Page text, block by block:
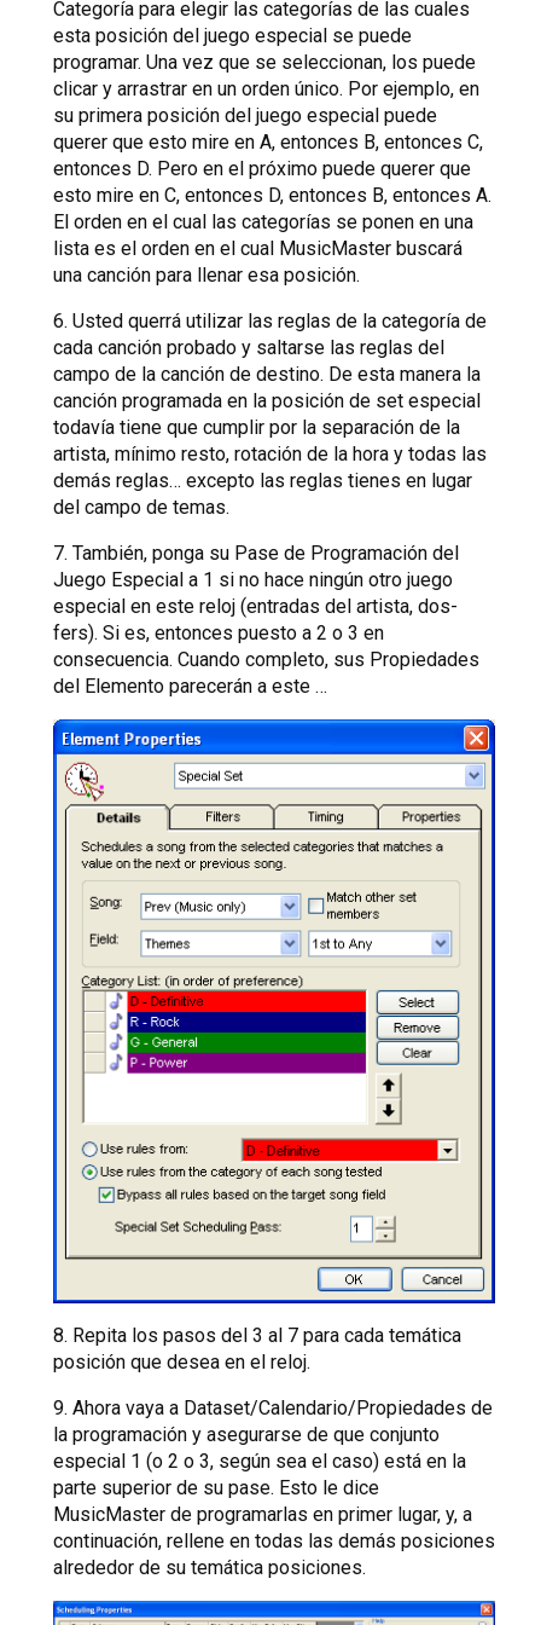
Categoría para elegir las categorías de las cuales
esta posición del juego especial se puede
programar. Una vez que se seleccionan, los puede
clicar y arrastrar en un orden único. Por ejemplo, en
su primera posición del juego especial puede
querer que esto mire en A, entonces B, entonces C,
entonces D. Pero en el próximo puede querer que
esto mire en C, entonces D, entonces B, entonces A.
El orden en el cual las categorías se ponen en una
lista es el orden en el cual MusicMaster buscará
una canción para llenar esa posición.
6. Usted querrá utilizar las reglas de la categoría de
cada canción probado y saltarse las reglas del
campo de la canción de destino. De esta manera la
canción programada en la posición de set especial
todavía tiene que cumplir por la separación de la
artista, mínimo resto, rotación de la hora y todas las
demás reglas… excepto las reglas tienes en lugar
del campo de temas.
7. También, ponga su Pase de Programación del
Juego Especial a 1 si no hace ningún otro juego
especial en este reloj (entradas del artista, dos-
fers). Si es, entonces puesto a 2 o 3 en
consecuencia. Cuando completo, sus Propiedades
del Elemento parecerán a este …
8. Repita los pasos del 3 al 7 para cada temática
posición que desea en el reloj.
9. Ahora vaya a Dataset/Calendario/Propiedades de
la programación y asegurarse de que conjunto
especial 1 (o 2 o 3, según sea el caso) está en la
parte superior de su pase. Esto le dice
MusicMaster de programarlas en primer lugar, y, a
continuación, rellene en todas las demás posiciones
alrededor de su temática posiciones.